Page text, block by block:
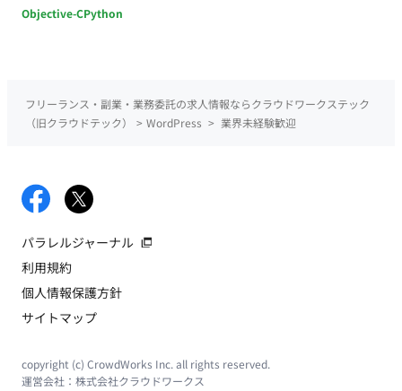
Objective-CPython
フリーランス・副業・業務委託の求人情報ならクラウドワークステック
（旧クラウドテック）
> WordPress > 業界未経験歓迎
パラレルジャーナル
利用規約
個人情報保護方針
サイトマップ
copyright (c) CrowdWorks Inc. all rights reserved.
運営会社： 株式会社クラウドワークス